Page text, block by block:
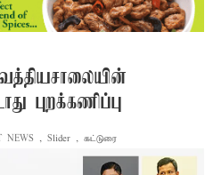
புறக்கணிப்பு
NEWS , Slider , கட்டுரை